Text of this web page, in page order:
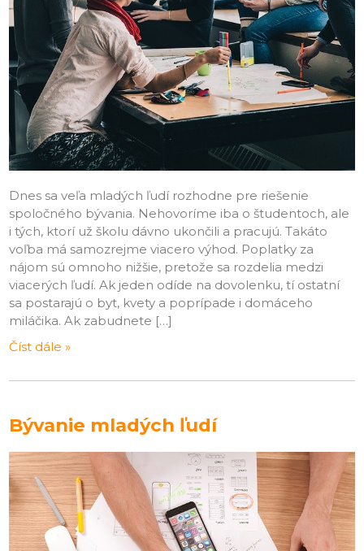
Dnes sa veľa mladých ľudí rozhodne pre riešenie
spoločného bývania. Nehovoríme iba o študentoch, ale
i tých, ktorí už školu dávno ukončili a pracujú. Takáto
voľba má samozrejme viacero výhod. Poplatky za
nájom sú omnoho nižšie, pretože sa rozdelia medzi
viacerých ľudí. Ak jeden odíde na dovolenku, tí ostatní
sa postarajú o byt, kvety a poprípade i domáceho
miláčika. Ak zabudnete […]
Číst dále »
Bývanie mladých ľudí